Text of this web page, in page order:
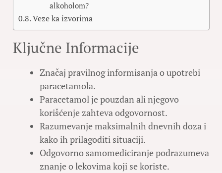
alkoholom?
Veze ka izvorima
Ključne Informacije
Značaj pravilnog informisanja o upotrebi
paracetamola.
Paracetamol je pouzdan ali njegovo
korišćenje zahteva odgovornost.
Razumevanje maksimalnih dnevnih doza i
kako ih prilagoditi situaciji.
Odgovorno samomediciranje podrazumeva
znanje o lekovima koji se koriste.